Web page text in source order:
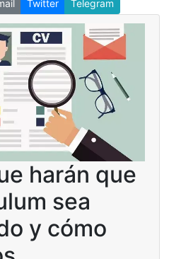
Twitter Telegram
harán que
sea
y cómo